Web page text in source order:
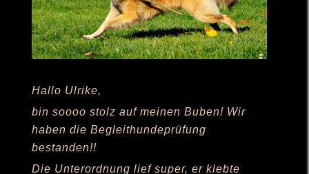
Hallo Ulrike,
bin soooo stolz auf meinen Buben! Wir
haben die Begleithundeprüfung
bestanden!!
Die Unterordnung lief super, er klebte